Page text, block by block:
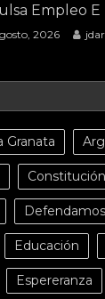
Empleo E
2026
Granata
Educación
Espereranza